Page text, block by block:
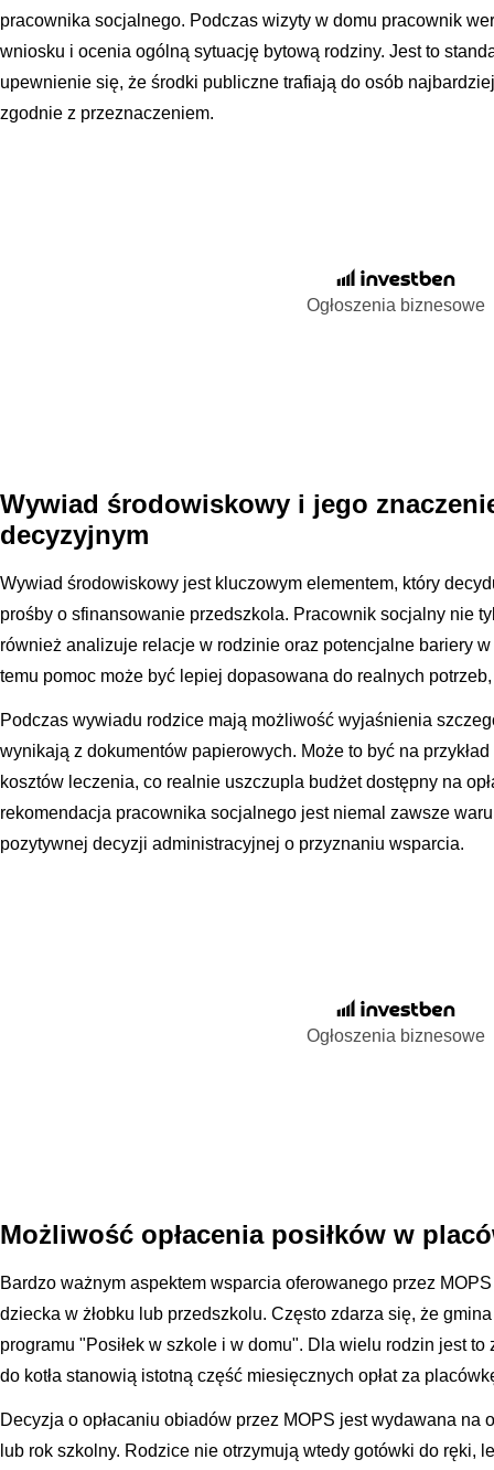
pracownika socjalnego. Podczas wizyty w domu pracownik
wniosku i ocenia ogólną sytuację bytową rodziny. Jest to
upewnienie się, że środki publiczne trafiają do osób
zgodnie z przeznaczeniem.
Ogłoszenia biznesowe
Wywiad środowiskowy i jego
decyzyjnym
Wywiad środowiskowy jest kluczowym elementem, który
prośby o sfinansowanie przedszkola. Pracownik socjalny nie
również analizuje relacje w rodzinie oraz potencjalne bariery
temu pomoc może być lepiej dopasowana do realnych
Podczas wywiadu rodzice mają możliwość wyjaśnienia
wynikają z dokumentów papierowych. Może to być na
kosztów leczenia, co realnie uszczupla budżet dostępny na
rekomendacja pracownika socjalnego jest niemal zawsze
pozytywnej decyzji administracyjnej o przyznaniu wsparcia.
Ogłoszenia biznesowe
Możliwość opłacenia posiłków w
Bardzo ważnym aspektem wsparcia oferowanego przez
dziecka w żłobku lub przedszkolu. Często zdarza się, że
programu "Posiłek w szkole i w domu". Dla wielu rodzin jest
do kotła stanowią istotną część miesięcznych opłat za
Decyzja o opłacaniu obiadów przez MOPS jest wydawana na
lub rok szkolny. Rodzice nie otrzymują wtedy gotówki do ręki,